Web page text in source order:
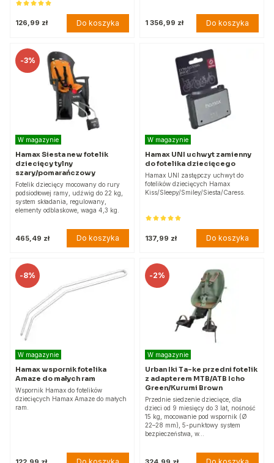
126,99 zł Do koszyka 1 356,99 zł Do koszyka
-3%
W magazynie
Hamax Siesta new fotelik
dziecięcy tylny
szary/pomarańczowy
Fotelik dziecięcy mocowany do rury
podsiodłowej ramy, udźwig do 22 kg,
system składania, regulowany,
elementy odblaskowe, waga 4,3 kg.
465,49 zł Do koszyka
W magazynie
Hamax UNI uchwyt zamienny
do fotelika dziecięcego
Hamax UNI zastępczy uchwyt do
fotelików dziecięcych Hamax
Kiss/Sleepy/Smiley/Siesta/Caress.
137,99 zł Do koszyka
-8%
W magazynie
Hamax wspornik fotelika
Amaze do małych ram
Wspornik Hamax do fotelików
dziecięcych Hamax Amaze do małych
ram.
-2%
W magazynie
Urban Iki Ta-ke przedni fotelik
z adapterem MTB/ATB Icho
Green/Kurumi Brown
Przednie siedzenie dziecięce, dla
dzieci od 9 miesięcy do 3 lat, nośność
15 kg, mocowanie pod wspornik (Ø
22–28 mm), 5-punktowy system
bezpieczeństwa, w…